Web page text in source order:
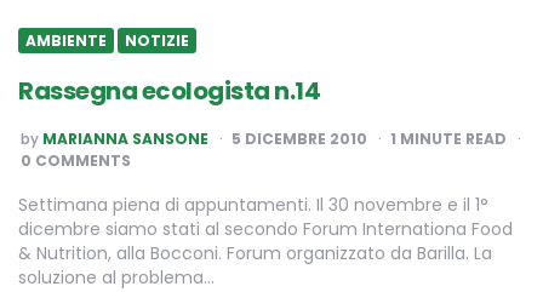
AMBIENTE NOTIZIE
Rassegna ecologista n.14
POSTED
BY
by MARIANNA SANSONE 5 DICEMBRE 2010 1 MINUTE READ
0 COMMENTS
Settimana piena di appuntamenti. Il 30 novembre e il 1°
dicembre siamo stati al secondo Forum Internationa Food
& Nutrition, alla Bocconi. Forum organizzato da Barilla. La
soluzione al problema…